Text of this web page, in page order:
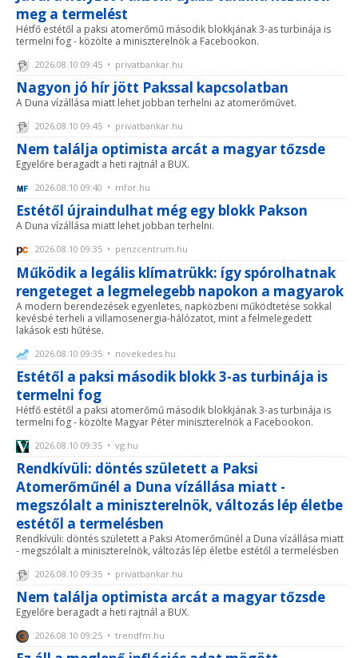
meg a termelést
Hétfő estétől a paksi atomerőmű második blokkjának 3-as turbinája is
termelni fog - közölte a miniszterelnök a Facebookon.
2026.08.10 09:45 • privatbankar.hu
Nagyon jó hír jött Pakssal kapcsolatban
A Duna vízállása miatt lehet jobban terhelni az atomerőművet.
2026.08.10 09:45 • privatbankar.hu
Nem találja optimista arcát a magyar tőzsde
Egyelőre beragadt a heti rajtnál a BUX.
2026.08.10 09:40 • mfor.hu
Estétől újraindulhat még egy blokk Pakson
A Duna vízállása miatt lehet jobban terhelni.
2026.08.10 09:35 • penzcentrum.hu
Működik a legális klímatrükk: így spórolhatnak
rengeteget a legmelegebb napokon a magyarok
A modern berendezések egyenletes, napközbeni működtetése sokkal
kevésbé terheli a villamosenergia-hálózatot, mint a felmelegedett
lakások esti hűtése.
2026.08.10 09:35 • novekedes.hu
Estétől a paksi második blokk 3-as turbinája is
termelni fog
Hétfő estétől a paksi atomerőmű második blokkjának 3-as turbinája is
termelni fog - közölte Magyar Péter miniszterelnök a Facebookon.
2026.08.10 09:35 • vg.hu
Rendkívüli: döntés született a Paksi
Atomerőműnél a Duna vízállása miatt -
megszólalt a miniszterelnök, változás lép életbe
estétől a termelésben
Rendkívüli: döntés született a Paksi Atomerőműnél a Duna vízállása miatt
- megszólalt a miniszterelnök, változás lép életbe estétől a termelésben
2026.08.10 09:35 • privatbankar.hu
Nem találja optimista arcát a magyar tőzsde
Egyelőre beragadt a heti rajtnál a BUX.
2026.08.10 09:25 • trendfm.hu